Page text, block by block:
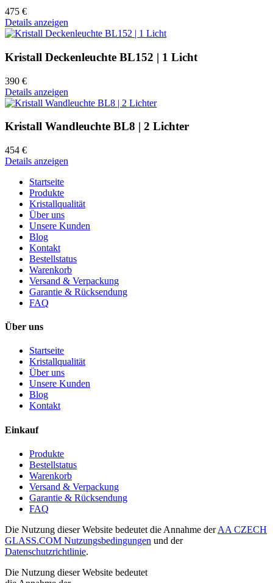
475 €
Details anzeigen
Kristall Deckenleuchte BL152 | 1 Licht
390 €
Details anzeigen
Kristall Wandleuchte BL8 | 2 Lichter
454 €
Details anzeigen
Startseite
Produkte
Kristallqualität
Über uns
Unsere Kunden
Blog
Kontakt
Bestellstatus
Warenkorb
Versand & Verpackung
Garantie & Rücksendung
FAQ
Über uns
Startseite
Kristallqualität
Über uns
Unsere Kunden
Blog
Kontakt
Einkauf
Produkte
Bestellstatus
Warenkorb
Versand & Verpackung
Garantie & Rücksendung
FAQ
Die Nutzung dieser Website bedeutet die Annahme derAA CZECH
GLASS.COM Nutzungsbedingungen und der
Datenschutzrichtlinie.
Die Nutzung dieser Website bedeutet